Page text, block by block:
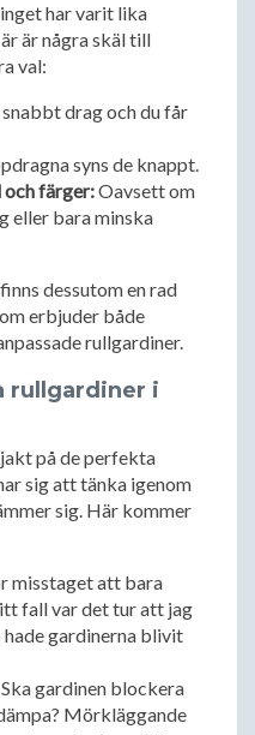
har varit lika
är några skäl till
val:
drag och du får
syns de knappt.
och färger:Oavsett om
eller bara minska
dessutom en rad
erbjuder både
rullgardiner.
rullgardiner i
på de perfekta
sig att tänka igenom
sig. Här kommer
misstaget att bara
fall var det tur att jag
gardinerna blivit
Ska gardinen blockera
Mörkläggande